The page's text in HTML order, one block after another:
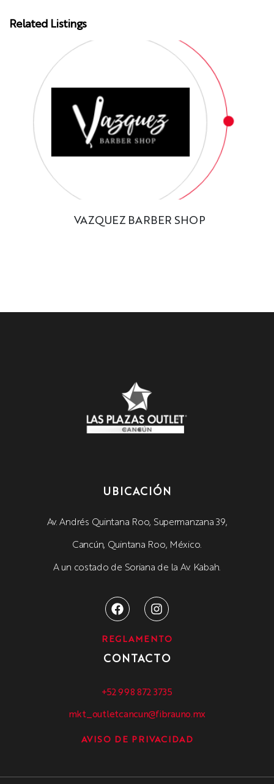
Related Listings
VAZQUEZ BARBER SHOP
UBICACIÓN
Av. Andrés Quintana Roo, Supermanzana 39,
Cancún, Quintana Roo, México.
A un costado de Soriana de la Av. Kabah.
REGLAMENTO
CONTACTO
+52 998 872 3735
mkt_outletcancun@fibrauno.mx
AVISO DE PRIVACIDAD